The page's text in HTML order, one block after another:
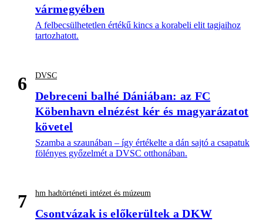
vármegyében
A felbecsülhetetlen értékű kincs a korabeli elit tagjaihoz
tartozhatott.
6 DVSC
Debreceni balhé Dániában: az FC
Köbenhavn elnézést kér és magyarázatot
követel
Szamba a szaunában – így értékelte a dán sajtó a csapatuk
fölényes győzelmét a DVSC otthonában.
7 hm hadtörténeti intézet és múzeum
Csontvázak is előkerültek a DKW